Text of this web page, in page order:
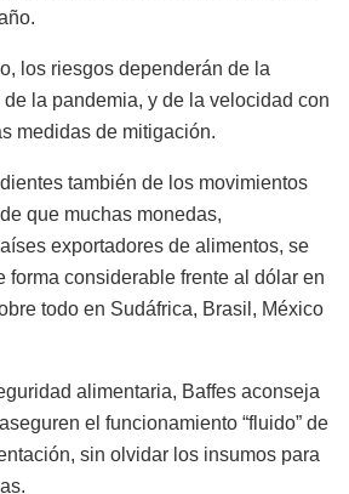
los riesgos dependerán de la
la pandemia, y de la velocidad con
medidas de mitigación.
también de los movimientos
que muchas monedas,
exportadores de alimentos, se
forma considerable frente al dólar en
todo en Sudáfrica, Brasil, México
alimentaria, Baffes aconseja
el funcionamiento “fluido” de
sin olvidar los insumos para